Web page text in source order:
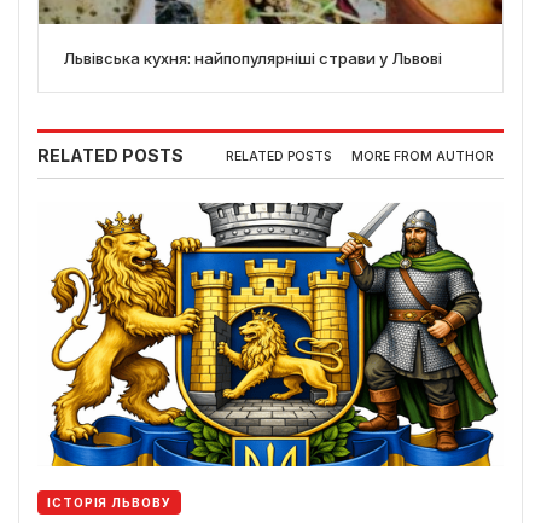
Львівська кухня: найпопулярніші страви у Львові
RELATED POSTS RELATED POSTS MORE FROM AUTHOR
ІСТОРІЯ ЛЬВОВУ